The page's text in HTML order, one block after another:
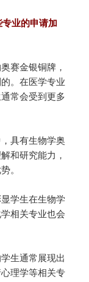
业的申请加
赛金银铜牌，
。在医学专业
常会受到更多
具有生物学奥
和研究能力，
。
学生在生物学
相关专业也会
生通常展现出
理学等相关专